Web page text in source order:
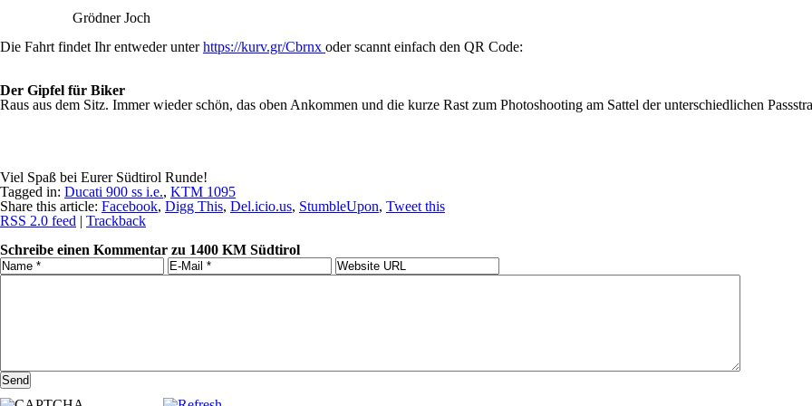
Grödner Joch
Die Fahrt findet Ihr entweder unterhttps://kurv.gr/Cbrnx oder scannt einfach den QR Code:
Der Gipfel für Biker
Raus aus dem Sitz. Immer wieder schön, das oben Ankommen und die kurze Rast zum Photoshooting am Sattel der unterschiedlichen
Viel Spaß bei Eurer Südtirol Runde!
Tagged in: Ducati 900 ss i.e., KTM 1095
Share this article: Facebook, Digg This, Del.icio.us, StumbleUpon, Tweet this
RSS 2.0 feed | Trackback
Schreibe einen Kommentar zu 1400 KM Südtirol